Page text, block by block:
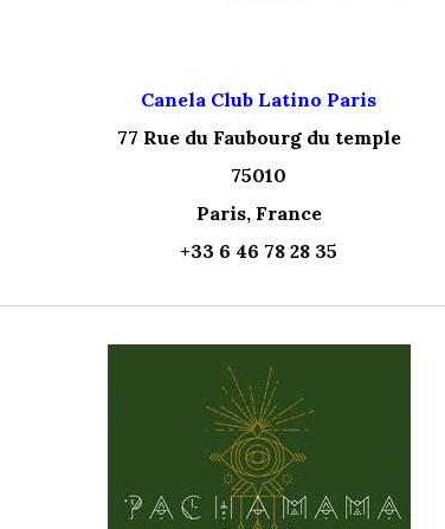
Canela Club Latino Paris
77 Rue du Faubourg du temple
75010
Paris, France
+33 6 46 78 28 35